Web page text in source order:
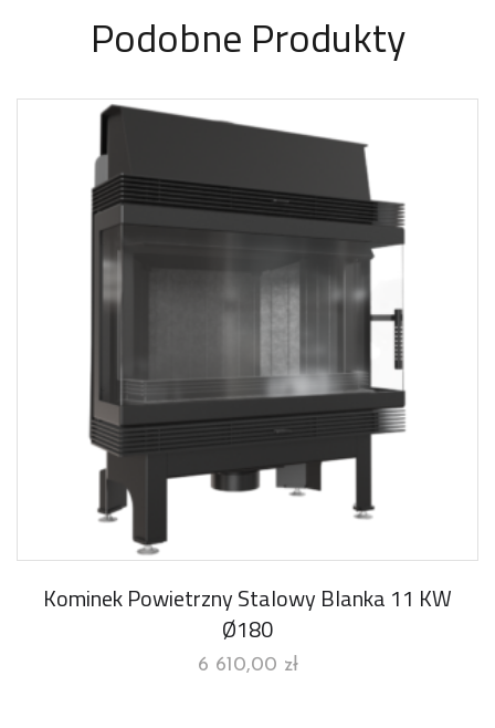
Podobne Produkty
Kominek Powietrzny Stalowy Blanka 11 KW
Ø180
6 610,00 zł